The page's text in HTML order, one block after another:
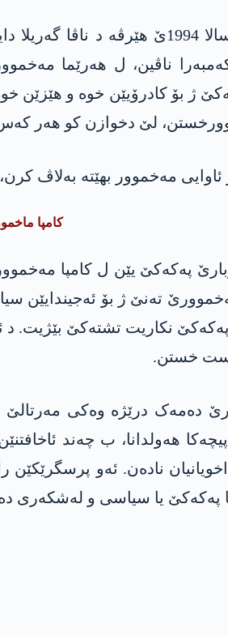
ژ بۆ کادرۆیێن خوە و ھێزێن
لێ دخوازن کو ھەر کەس
مەخموور بهێتە بەلاڤ
کامپا
پەکەکێ یێن ل کامپا
تەنێ ژ بۆ ئەجیندایێن
پەکەکێ نکاریت تشتەکێ
خستن.
دەمەک درێژە وەکی
ھەولدانا، ب چەند
نادەن. ئەو
پەکەکێ یا سیاسی و